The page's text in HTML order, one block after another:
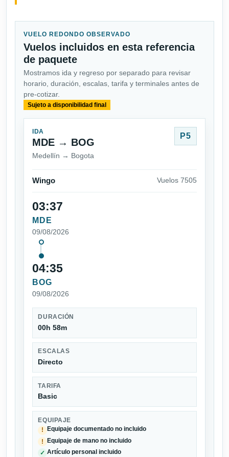
VUELO REDONDO OBSERVADO
Vuelos incluidos en esta referencia
de paquete
Mostramos ida y regreso por separado para revisar
horario, duración, escalas, tarifa y terminales antes de
pre-cotizar.
Sujeto a disponibilidad final
IDA
MDE → BOG
Medellín → Bogota
P5
Wingo Vuelos 7505
03:37
MDE
09/08/2026
04:35
BOG
09/08/2026
DURACIÓN
00h 58m
ESCALAS
Directo
TARIFA
Basic
EQUIPAJE
!
Equipaje documentado no incluido
! Equipaje de mano no incluido
✓ Artículo personal incluido